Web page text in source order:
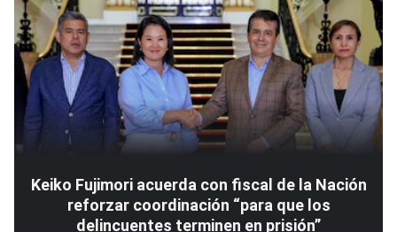
Keiko Fujimori acuerda con fiscal de la Nación
reforzar coordinación “para que los
delincuentes terminen en prisión”